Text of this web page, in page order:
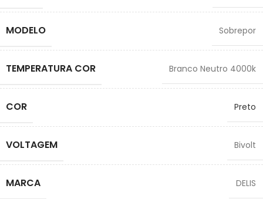
MODELO Sobrepor
TEMPERATURA COR Branco Neutro 4000k
COR Preto
VOLTAGEM Bivolt
MARCA DELIS